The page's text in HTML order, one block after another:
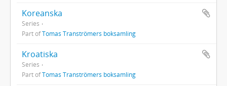
Koreanska
Series
Part ofTomas Tranströmers boksamling
Kroatiska
Series
Part ofTomas Tranströmers boksamling